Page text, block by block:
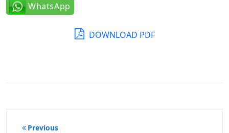
WhatsApp
DOWNLOAD PDF
Beitragsnavigation
Previous